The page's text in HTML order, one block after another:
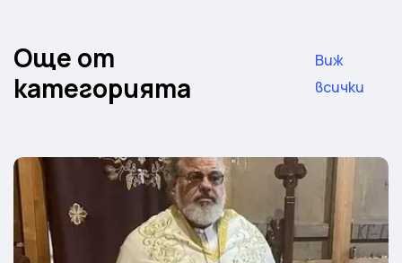
Още от
категорията
Виж
всички